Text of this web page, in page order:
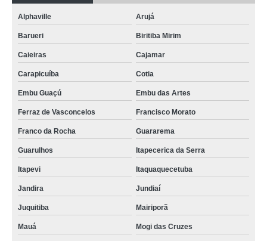
Alphaville Arujá
Barueri Biritiba Mirim
Caieiras Cajamar
Carapicuíba Cotia
Embu Guaçú Embu das Artes
Ferraz de Vasconcelos Francisco Morato
Franco da Rocha Guararema
Guarulhos Itapecerica da Serra
Itapevi Itaquaquecetuba
Jandira Jundiaí
Juquitiba Mairiporã
Mauá Mogi das Cruzes